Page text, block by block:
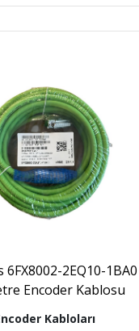
6FX8002-2EQ10-1BA0
Encoder Kablosu
Kabloları